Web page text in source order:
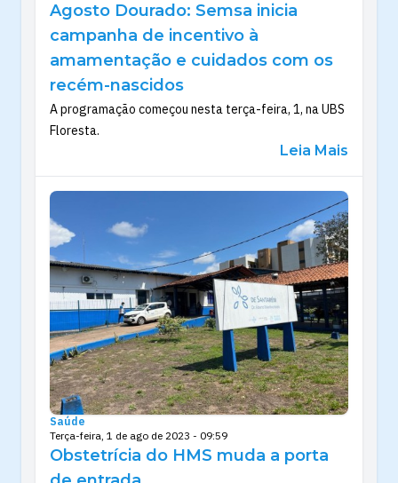
Agosto Dourado: Semsa inicia
campanha de incentivo à
amamentação e cuidados com os
recém-nascidos
A programação começou nesta terça-feira, 1, na UBS
Floresta.
Leia Mais
Saúde
Terça-feira, 1 de ago de 2023 - 09:59
Obstetrícia do HMS muda a porta